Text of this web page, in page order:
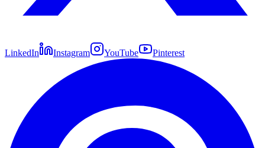
LinkedIn Instagram YouTube Pinterest